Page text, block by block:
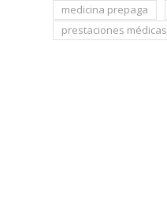
medicina prepaga
prestaciones médicas